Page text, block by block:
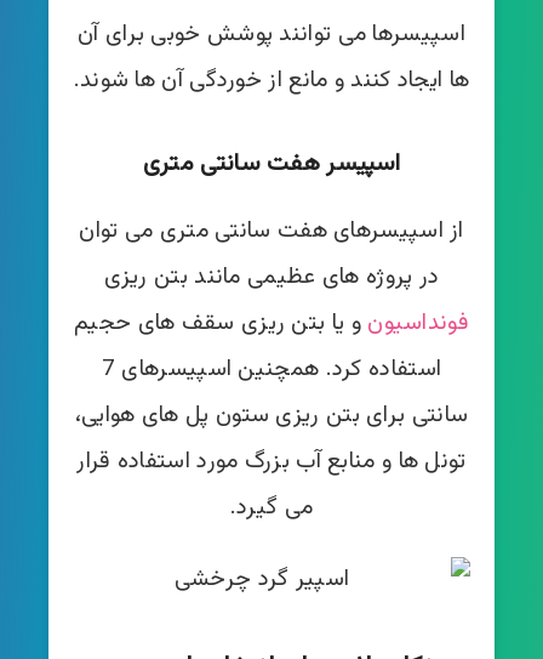
اسپیسرها می توانند پوشش خوبی برای آن
ها ایجاد کنند و مانع از خوردگی آن ها شوند.
اسپیسر هفت سانتی متری
از اسپیسرهای هفت سانتی متری می توان
در پروژه های عظیمی مانند بتن ریزی
فونداسیون و یا بتن ریزی سقف های حجیم
استفاده کرد. همچنین اسپیسرهای 7
سانتی برای بتن ریزی ستون پل های هوایی،
تونل ها و منابع آب بزرگ مورد استفاده قرار
می گیرد.